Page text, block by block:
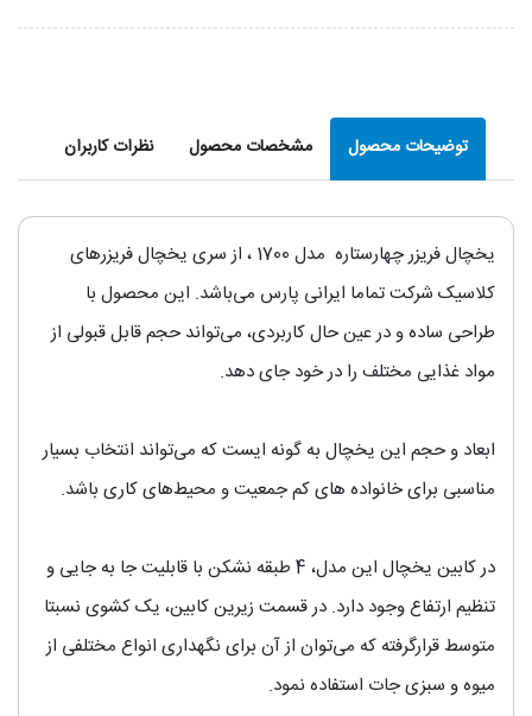
توضیحات محصول مشخصات محصول نظرات کاربران
یخچال فریزر چهارستاره مدل 1700 ، از سری یخچال فریزرهای
کلاسیک شرکت تماما ایرانی پارس می‌باشد. این محصول با
طراحی ساده و در عین حال کاربردی، می‌تواند حجم قابل قبولی از
مواد غذایی مختلف را در خود جای دهد.
ابعاد و حجم این یخچال به گونه ایست که می‌تواند انتخاب بسیار
مناسبی برای خانواده های کم جمعیت و محیط‌های کاری باشد.
در کابین یخچال این مدل، 4 طبقه نشکن با قابلیت جا به جایی و
تنظیم ارتفاع وجود دارد. در قسمت زیرین کابین، یک کشوی نسبتا
متوسط قرارگرفته که می‌توان از آن برای نگهداری انواع مختلفی از
میوه و سبزی جات استفاده نمود.